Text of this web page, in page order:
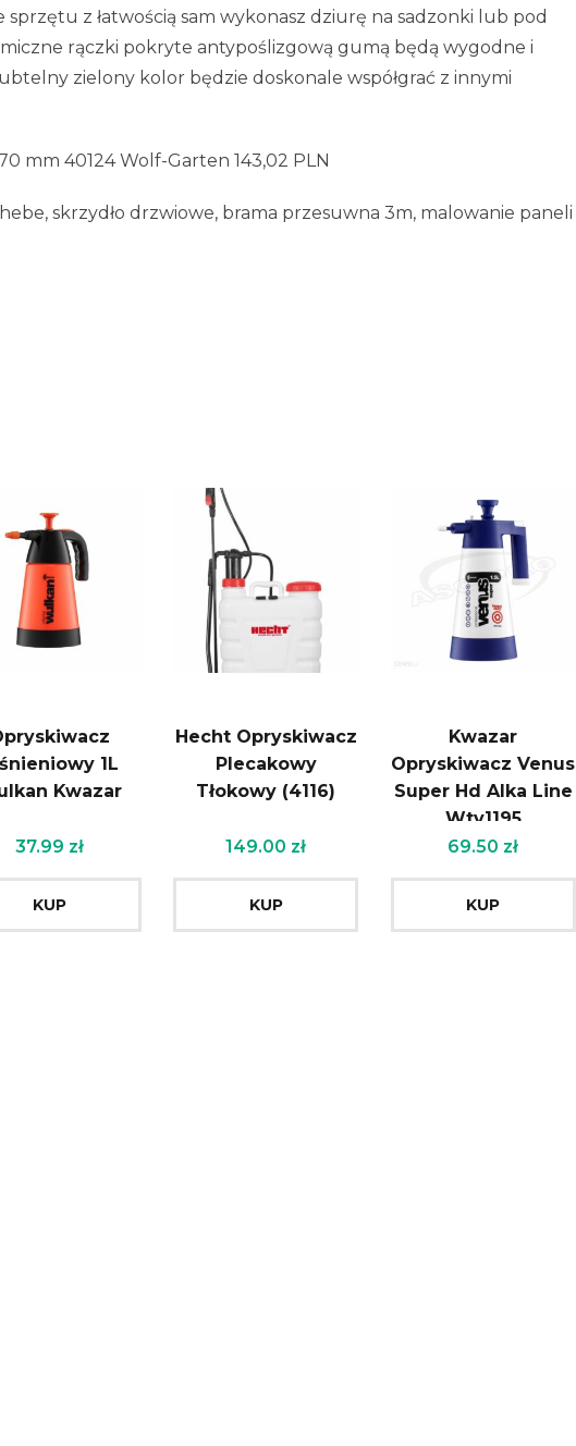
z łatwością sam wykonasz dziurę na sadzonki lub pod
rączki pokryte antypoślizgową gumą będą wygodne i
zielony kolor będzie doskonale współgrać z innymi
mm 40124 Wolf-Garten 143,02 PLN
skrzydło drzwiowe, brama przesuwna 3m, malowanie paneli
1L
Kwazar
37.99 zł
KUP
Hecht Opryskiwacz
Plecakowy
Tłokowy (4116)
149.00 zł
KUP
Kwazar
Opryskiwacz Venus
Super Hd Alka Line
Wtv1195
69.50 zł
KUP